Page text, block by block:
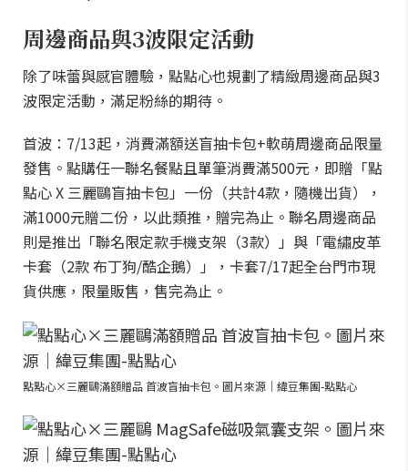
周邊商品與3波限定活動
除了味蕾與感官體驗，點點心也規劃了精緻周邊商品與3
波限定活動，滿足粉絲的期待。
首波：7/13起，消費滿額送盲抽卡包+軟萌周邊商品限量
發售。點購任一聯名餐點且單筆消費滿500元，即贈「點
點心 X 三麗鷗盲抽卡包」一份（共計4款，隨機出貨），
滿1000元贈二份，以此類推，贈完為止。聯名周邊商品
則是推出「聯名限定款手機支架（3款）」與「電繡皮革
卡套（2款 布丁狗/酷企鵝）」，卡套7/17起全台門市現
貨供應，限量販售，售完為止。
點點心×三麗鷗滿額贈品 首波盲抽卡包。圖片來源｜緯豆集團-點點心